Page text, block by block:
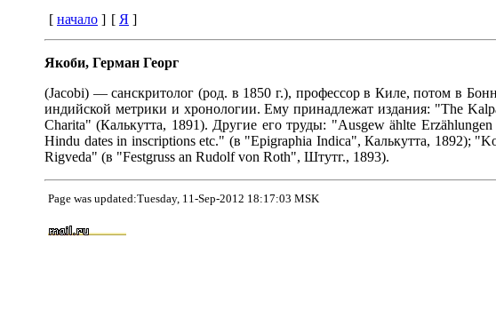
[ начало ] [ Я ]
Якоби, Герман Георг
(Jacobi) — санскритолог (род. в 1850 г.), профессор в Киле, потом в
индийской метрики и хронологии. Ему принадлежат издания: "The
Charita" (Калькутта, 1891). Другие его труды: "Ausgew ählte
Hindu dates in inscriptions etc." (в "Epigraphia Indica", Калькутта, 1892);
Rigveda" (в "Festgruss an Rudolf von Roth", Штутг., 1893).
Page was updated:Tuesday, 11-Sep-2012 18:17:03 MSK